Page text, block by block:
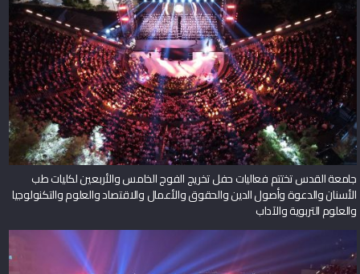
جامعة القدس تختتم فعاليات حفل تخريج الفوج الخامس والأربعين لكليات طب
الأسنان والدعوة وأصول الدين والحقوق والأعمال والاقتصاد والعلوم والتكنولوجيا
والعلوم التربوية والآداب